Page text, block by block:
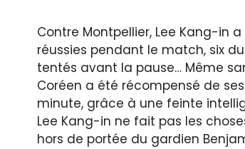
Contre Montpellier, Lee Kang-in
réussies pendant le match, six
tentés avant la pause… Même
Coréen a été récompensé de
minute, grâce à une feinte
Lee Kang-in ne fait pas les
hors de portée du gardien